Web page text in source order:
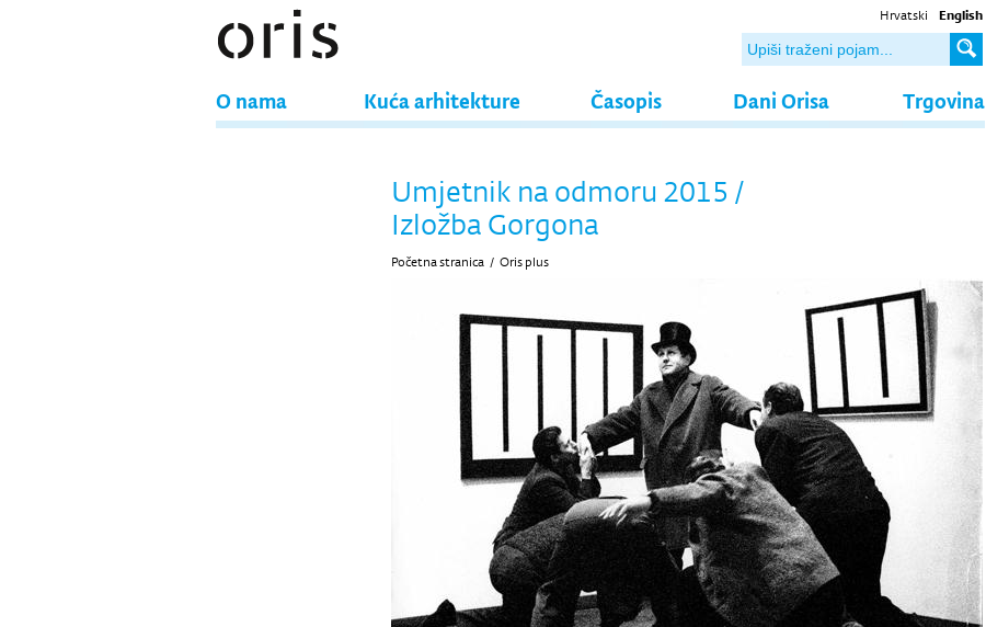
Hrvatski English
O nama Kuća arhitekture Časopis Dani Orisa Trgovina
Umjetnik na odmoru 2015 /
Izložba Gorgona
Početna stranica / Oris plus